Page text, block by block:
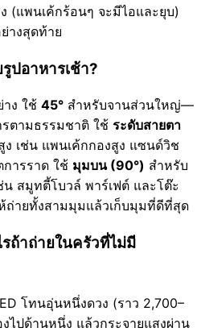
แพนเค้กร้อนๆ จะมีไอและยุบ)
างสุดท้าย
ปอาหารเช้า?
ง ใช้ 45° สำหรับจานส่วนใหญ่—
รตามธรรมชาติ ใช้ ระดับสายตา
เช่น แพนเค้กกองสูง แซนด์วิช
ารราด ใช้ มุมบน (90°) สำหรับ
สมูทตี้โบวล์ พาร์เฟต์ และโต๊ะ
ถ่ายทั้งสามมุมแล้วเก็บมุมที่ดีที่สุด
รถ้าถ่ายในครัวที่ไม่มี
โทนอุ่นหนึ่งดวง (ราว 2,700–
งไปด้านหนึ่ง แล้วกระจายแสงผ่าน